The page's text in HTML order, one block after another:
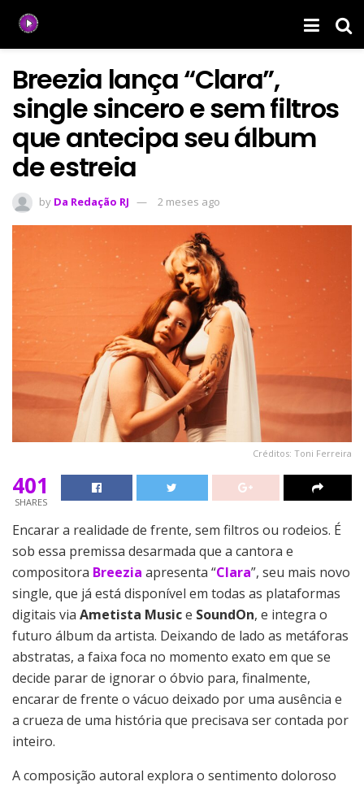
Breezia lança “Clara”,
single sincero e sem filtros
que antecipa seu álbum
de estreia
by Da Redação RJ 2 meses ago
Créditos: Toni Ferreira
401
SHARES
Encarar a realidade de frente, sem filtros ou rodeios. É
sob essa premissa desarmada que a cantora e
compositora Breezia apresenta “Clara”, seu mais novo
single, que já está disponível em todas as plataformas
digitais via Ametista Musice SoundOn, e integra o
futuro álbum da artista. Deixando de lado as metáforas
abstratas, a faixa foca no momento exato em que se
decide parar de ignorar o óbvio para, finalmente,
encarar de frente o vácuo deixado por uma ausência e
a crueza de uma história que precisava ser contada por
inteiro.
A composição autoral explora o sentimento doloroso